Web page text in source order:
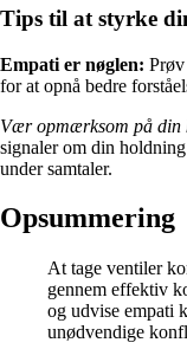
Tips til at styrke
Empati er nøglen: Prøv
for at opnå bedre
Vær opmærksom på din
signaler om din
under samtaler.
Opsummering
At tage ventiler
gennem effektiv
og udvise empati
unødvendige